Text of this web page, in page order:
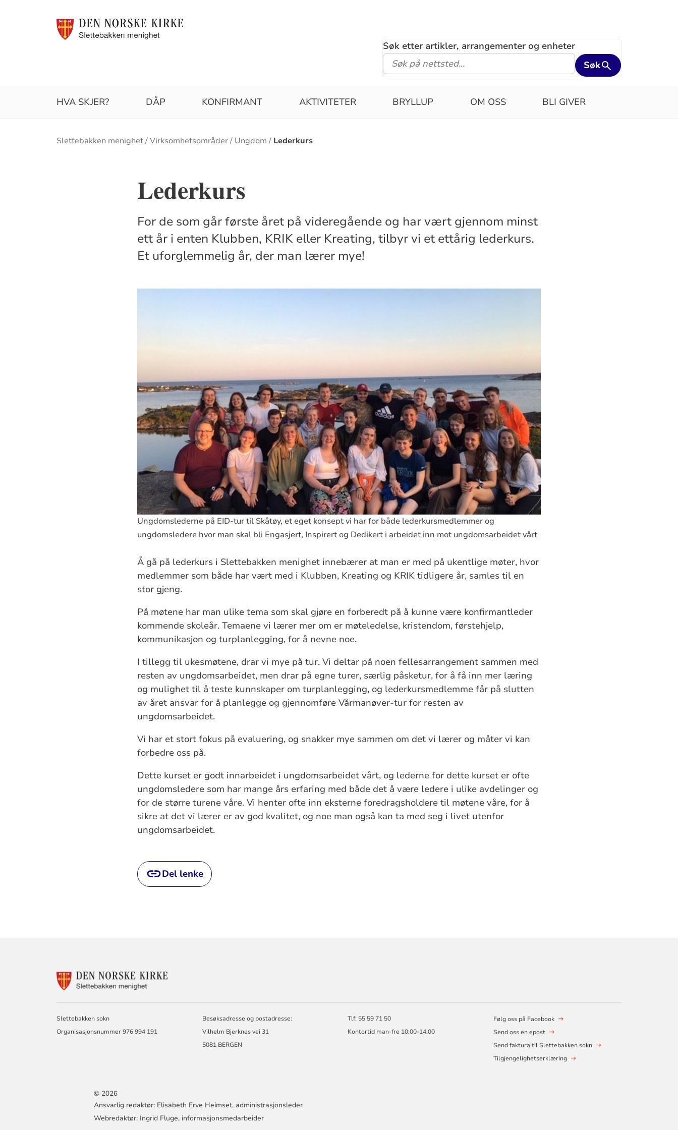
Søk etter artikler, arrangementer og enheter
Søk
HVA SKJER? DÅP KONFIRMANT AKTIVITETER BRYLLUP OM OSS BLI GIVER
Brødsmulesti
Slettebakken menighet Virksomhetsområder Ungdom Lederkurs
Lederkurs
For de som går første året på videregående og har vært gjennom minst
ett år i enten Klubben, KRIK eller Kreating, tilbyr vi et ettårig lederkurs.
Et uforglemmelig år, der man lærer mye!
Ungdomslederne på EID-tur til Skåtøy, et eget konsept vi har for både lederkursmedlemmer og
ungdomsledere hvor man skal bli Engasjert, Inspirert og Dedikert i arbeidet inn mot ungdomsarbeidet vårt
Å gå på lederkurs i Slettebakken menighet innebærer at man er med på ukentlige møter, hvor
medlemmer som både har vært med i Klubben, Kreating og KRIK tidligere år, samles til en
stor gjeng.
På møtene har man ulike tema som skal gjøre en forberedt på å kunne være konfirmantleder
kommende skoleår. Temaene vi lærer mer om er møteledelse, kristendom, førstehjelp,
kommunikasjon og turplanlegging, for å nevne noe.
I tillegg til ukesmøtene, drar vi mye på tur. Vi deltar på noen fellesarrangement sammen med
resten av ungdomsarbeidet, men drar på egne turer, særlig påsketur, for å få inn mer læring
og mulighet til å teste kunnskaper om turplanlegging, og lederkursmedlemme får på slutten
av året ansvar for å planlegge og gjennomføre Vårmanøver-tur for resten av
ungdomsarbeidet.
Vi har et stort fokus på evaluering, og snakker mye sammen om det vi lærer og måter vi kan
forbedre oss på.
Dette kurset er godt innarbeidet i ungdomsarbeidet vårt, og lederne for dette kurset er ofte
ungdomsledere som har mange års erfaring med både det å være ledere i ulike avdelinger og
for de større turene våre. Vi henter ofte inn eksterne foredragsholdere til møtene våre, for å
sikre at det vi lærer er av god kvalitet, og noe man også kan ta med seg i livet utenfor
ungdomsarbeidet.
Del lenke
KONTAKTINFORMASJON
Slettebakken sokn
Organisasjonsnummer 976 994 191
Besøksadresse og postadresse:
Vilhelm Bjerknes vei 31
5081 BERGEN
Tlf: 55 59 71 50
Kontortid man-fre 10:00-14:00
Følg oss på Facebook
Send oss en epost
Send faktura til Slettebakken sokn
Tilgjengelighetserklæring
© 2026
Ansvarlig redaktør: Elisabeth Erve Heimset, administrasjonsleder
Webredaktør: Ingrid Fluge, informasjonsmedarbeider